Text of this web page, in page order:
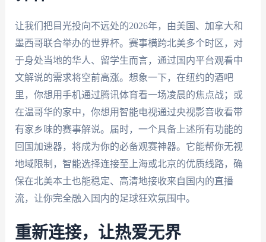
让我们把目光投向不远处的2026年，由美国、加拿大和
墨西哥联合举办的世界杯。赛事横跨北美多个时区，对
于身处当地的华人、留学生而言，通过国内平台观看中
文解说的需求将空前高涨。想象一下，在纽约的酒吧
里，你想用手机通过腾讯体育看一场凌晨的焦点战；或
在温哥华的家中，你想用智能电视通过央视影音收看带
有家乡味的赛事解说。届时，一个具备上述所有功能的
回国加速器，将成为你的必备观赛神器。它能帮你无视
地域限制，智能选择连接至上海或北京的优质线路，确
保在北美本土也能稳定、高清地接收来自国内的直播
流，让你完全融入国内的足球狂欢氛围中。
重新连接，让热爱无界